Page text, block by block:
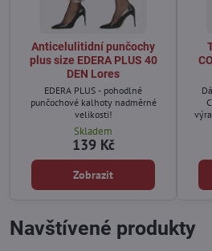
Anticelulitidní punčochy
plus size EDERA PLUS 40
DEN Lores
EDERA PLUS - pohodlné
punčochové kalhoty nadměrné
velikosti!
Skladem
139 Kč
Zobrazit
Navštívené produkty